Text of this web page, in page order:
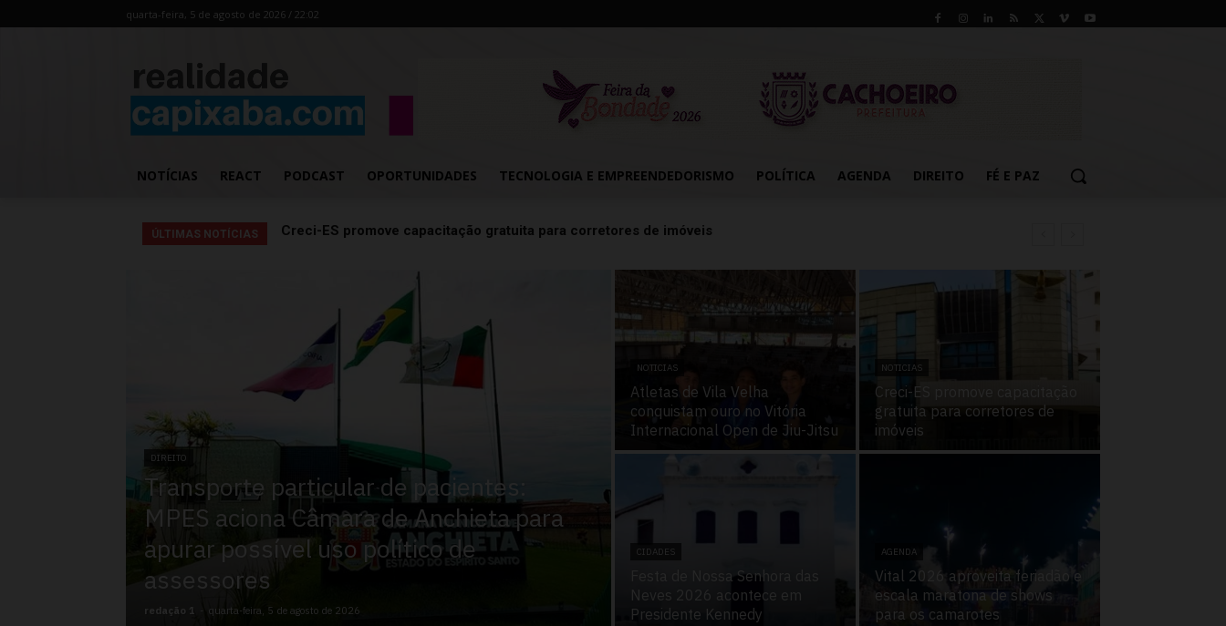
quarta-feira, 5 de agosto de 2026 / 22:02
NOTÍCIAS REACT PODCAST OPORTUNIDADES TECNOLOGIA E EMPREENDEDORISMO POLÍTICA AGENDA DIREITO FÉ E PAZ
ÚLTIMAS NOTÍCIAS
Transporte particular de pacientes: MPES aciona Câmara de Anchieta para apurar possível uso político de
DIREITO
Transporte particular de pacientes:
MPES aciona Câmara de Anchieta para
apurar possível uso político de
assessores
redação 1 quarta-feira, 5 de agosto de 2026
NOTICIAS
Atletas de Vila Velha
conquistam ouro no Vitória
Internacional Open de Jiu-Jitsu
NOTICIAS
Creci-ES promove capacitação
gratuita para corretores de
imóveis
CIDADES
Festa de Nossa Senhora das
Neves 2026 acontece em
Presidente Kennedy
AGENDA
Vital 2026 aproveita feriadão e
escala maratona de shows
para os camarotes